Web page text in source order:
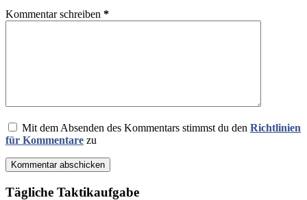
Kommentar schreiben *
Mit dem Absenden des Kommentars stimmst du den Richtlinien
für Kommentare zu
Kommentar abschicken
Tägliche Taktikaufgabe